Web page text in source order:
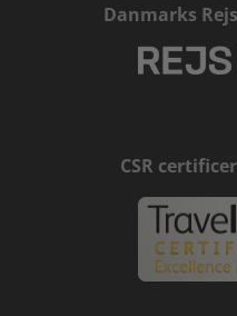
Danmarks
CSR